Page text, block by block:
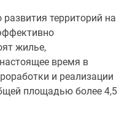
территорий на
жилье,
время в
и реализации
площадью более 4,5